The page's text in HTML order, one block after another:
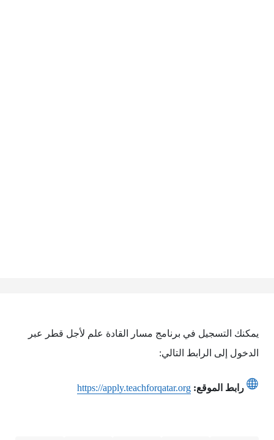
يمكنك التسجيل في برنامج مسار القادة علم لأجل قطر عبر
الدخول إلى الرابط التالي:
رابط الموقع: https://apply.teachforqatar.org